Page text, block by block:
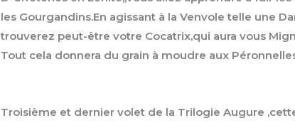
les Gourgandins.En agissant à la Venvole telle une
trouverez peut-être votre Cocatrix,qui aura vous
Tout cela donnera du grain à moudre aux
Troisième et dernier volet de la Trilogie Augure